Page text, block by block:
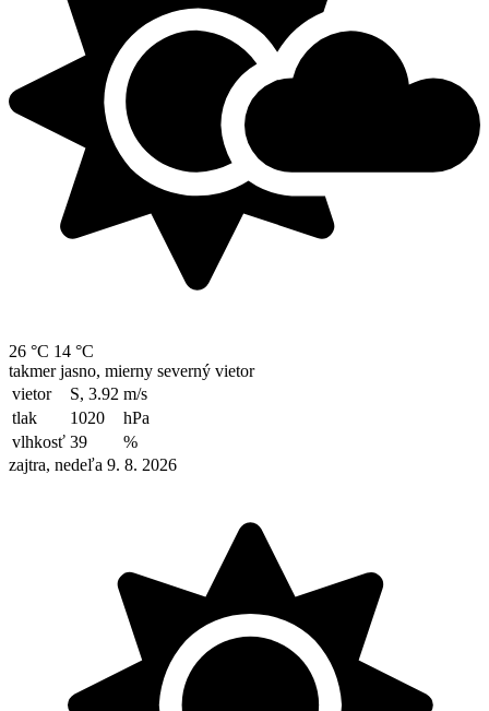
26 °C 14 °C
takmer jasno, mierny severný vietor
vietor
S, 3.92 m/s
tlak
1020
hPa
vlhkosť 39
%
zajtra, nedeľa 9. 8. 2026